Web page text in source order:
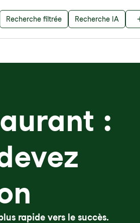
Recherche filtrée Recherche IA
:
rapide vers le succès.